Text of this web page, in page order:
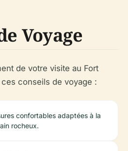
Voyage
de votre visite au Fort
conseils de voyage :
confortables adaptées à la
rocheux.